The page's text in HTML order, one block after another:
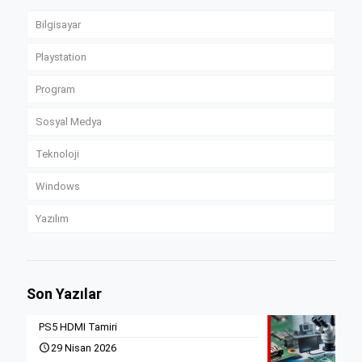
Bilgisayar
Playstation
Program
Sosyal Medya
Teknoloji
Windows
Yazılım
Son Yazılar
PS5 HDMI Tamiri
29 Nisan 2026